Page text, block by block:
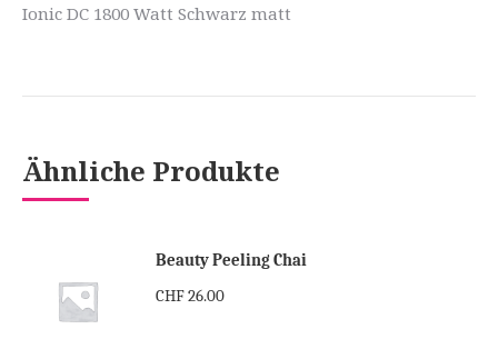
Ionic DC 1800 Watt Schwarz matt
Ähnliche Produkte
Beauty Peeling Chai
CHF26.00